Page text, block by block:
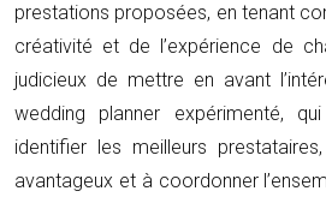
prestations proposées, en tenant
créativité et de l’expérience de
judicieux de mettre en avant
wedding planner expérimenté,
identifier les meilleurs
avantageux et à coordonner